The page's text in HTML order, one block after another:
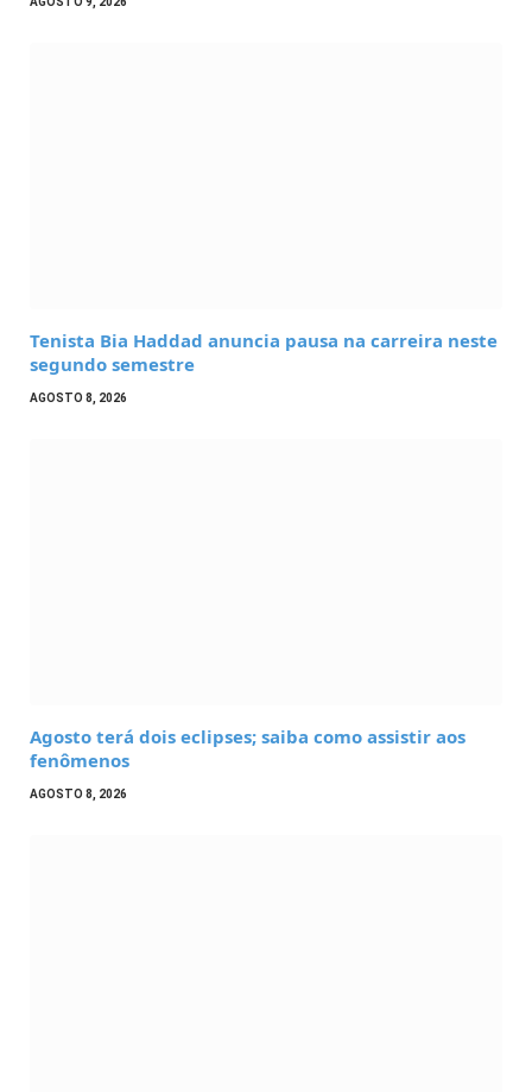
Tenista Bia Haddad anuncia pausa na carreira neste
segundo semestre
AGOSTO 8, 2026
Agosto terá dois eclipses; saiba como assistir aos
fenômenos
AGOSTO 8, 2026